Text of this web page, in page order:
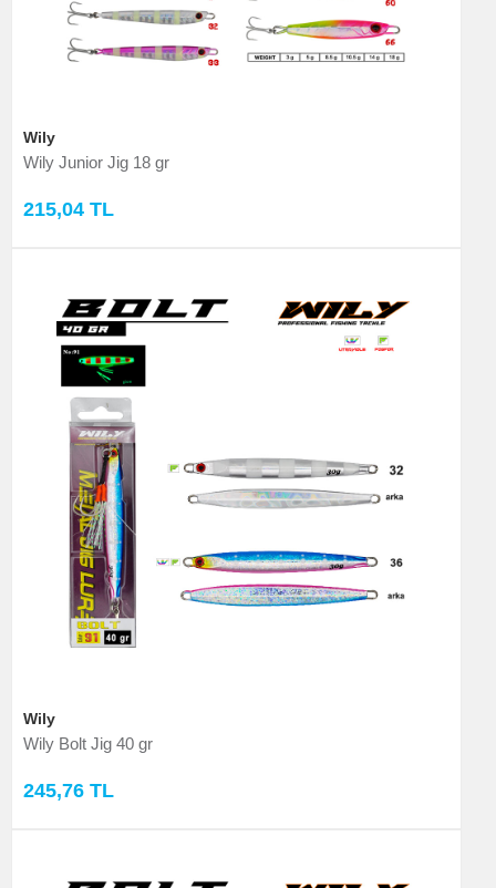
Wily
Wily Junior Jig 18 gr
215,04 TL
Wily
Wily Bolt Jig 40 gr
245,76 TL